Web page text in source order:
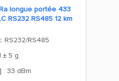
longue portée 433
RS232 RS485 12 km
RS232/RS485
± 5 g.
: 33 dBm